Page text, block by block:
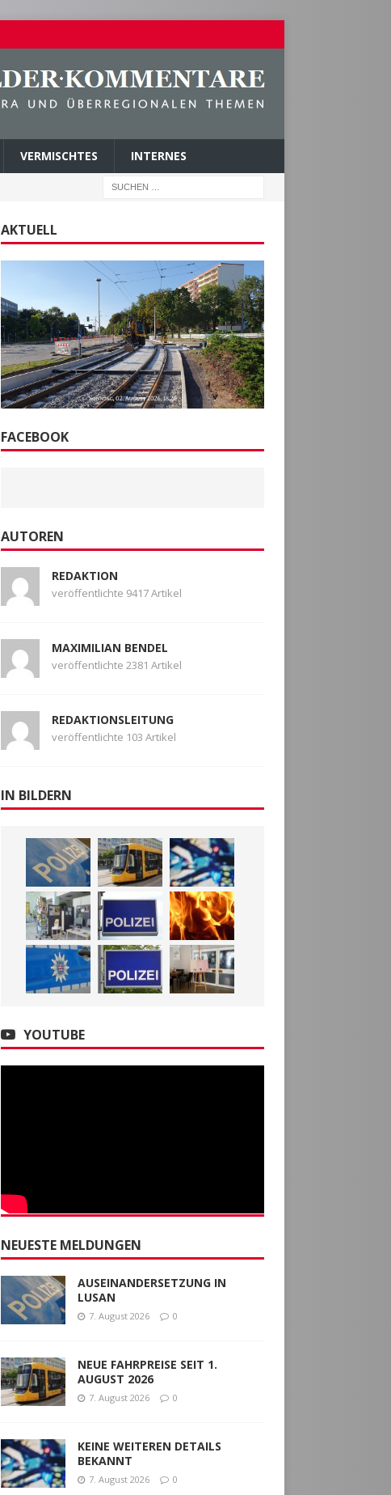
VERMISCHTES INTERNES
AKTUELL
FACEBOOK
AUTOREN
REDAKTION
veröffentlichte 9417 Artikel
MAXIMILIAN BENDEL
veröffentlichte 2381 Artikel
REDAKTIONSLEITUNG
veröffentlichte 103 Artikel
IN BILDERN
YOUTUBE
NEUESTE MELDUNGEN
AUSEINANDERSETZUNG IN
LUSAN
7. August 2026 0
NEUE FAHRPREISE SEIT 1.
AUGUST 2026
7. August 2026 0
KEINE WEITEREN DETAILS
BEKANNT
7. August 2026 0